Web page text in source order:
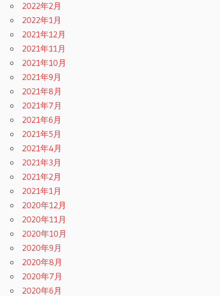
2022年2月
2022年1月
2021年12月
2021年11月
2021年10月
2021年9月
2021年8月
2021年7月
2021年6月
2021年5月
2021年4月
2021年3月
2021年2月
2021年1月
2020年12月
2020年11月
2020年10月
2020年9月
2020年8月
2020年7月
2020年6月